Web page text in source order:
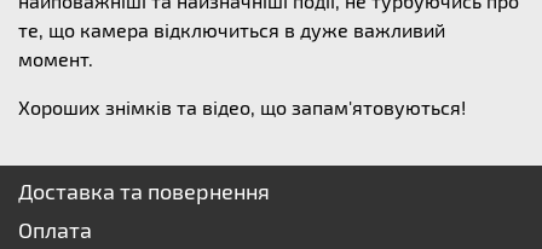
те, що камера відключиться в дуже важливий
момент.
Хороших знімків та відео, що запам'ятовуються!
Доставка та повернення
Оплата